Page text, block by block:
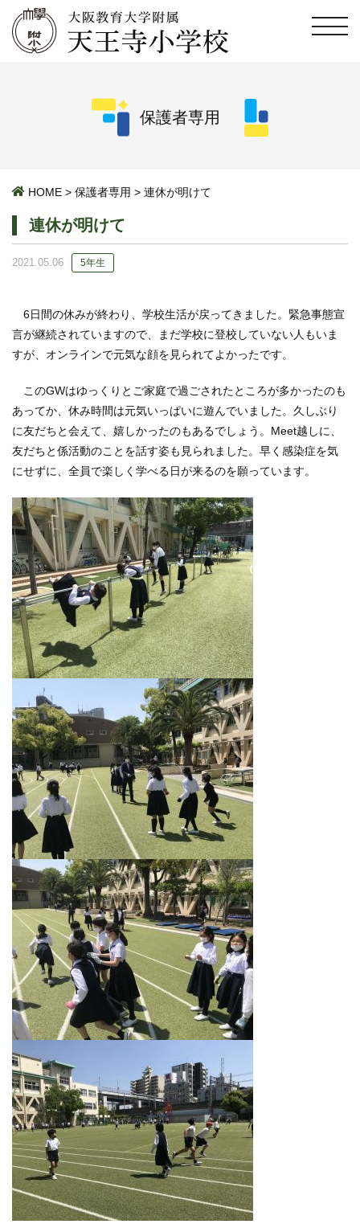
保護者専用
HOME > 保護者専用 > 連休が明けて
連休が明けて
2021.05.06 5年生
6日間の休みが終わり、学校生活が戻ってきました。緊急事態宣
言が継続されていますので、まだ学校に登校していない人もいま
すが、オンラインで元気な顔を見られてよかったです。
このGWはゆっくりとご家庭で過ごされたところが多かったのも
あってか、休み時間は元気いっぱいに遊んでいました。久しぶり
に友だちと会えて、嬉しかったのもあるでしょう。Meet越しに、
友だちと係活動のことを話す姿も見られました。早く感染症を気
にせずに、全員で楽しく学べる日が来るのを願っています。